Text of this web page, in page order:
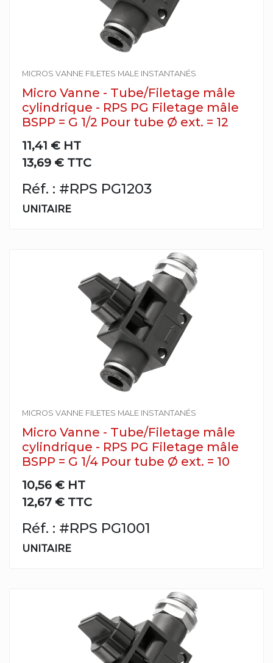
MICROS VANNE FILETES MALE INSTANTANÉS
Micro Vanne - Tube/Filetage mâle
cylindrique - RPS PG Filetage mâle
BSPP = G 1/2 Pour tube Ø ext. = 12
11,41 € HT
13,69 € TTC
Réf. : #RPS PG1203
UNITAIRE
MICROS VANNE FILETES MALE INSTANTANÉS
Micro Vanne - Tube/Filetage mâle
cylindrique - RPS PG Filetage mâle
BSPP = G 1/4 Pour tube Ø ext. = 10
10,56 € HT
12,67 € TTC
Réf. : #RPS PG1001
UNITAIRE